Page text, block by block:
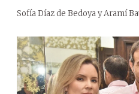
Sofía Díaz de Bedoya y Aramí